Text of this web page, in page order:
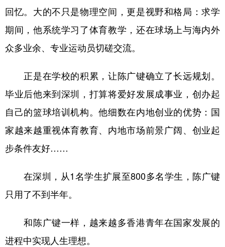
回忆。大的不只是物理空间，更是视野和格局：求学
期间，他系统学习了体育教学，还在球场上与海内外
众多业余、专业运动员切磋交流。
正是在学校的积累，让陈广键确立了长远规划。
毕业后他来到深圳，打算将爱好发展成事业，创办起
自己的篮球培训机构。他细数在内地创业的优势：国
家越来越重视体育教育、内地市场前景广阔、创业起
步条件友好……
在深圳，从1名学生扩展至800多名学生，陈广键
只用了不到半年。
和陈广键一样，越来越多香港青年在国家发展的
进程中实现人生理想。